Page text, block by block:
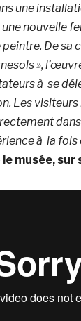
une
nouvelle
De sa
»,
à se
Les
à la
le musée, sur